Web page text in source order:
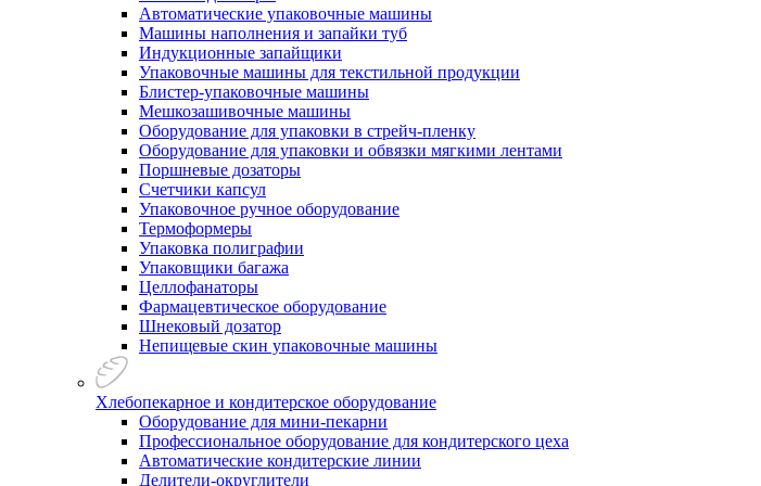
Автоматические упаковочные машины
Машины наполнения и запайки туб
Индукционные запайщики
Упаковочные машины для текстильной продукции
Блистер-упаковочные машины
Мешкозашивочные машины
Оборудование для упаковки в стрейч-пленку
Оборудование для упаковки и обвязки мягкими лентами
Поршневые дозаторы
Счетчики капсул
Упаковочное ручное оборудование
Термоформеры
Упаковка полиграфии
Упаковщики багажа
Целлофанаторы
Фармацевтическое оборудование
Шнековый дозатор
Непищевые скин упаковочные машины
Хлебопекарное и кондитерское оборудование
Оборудование для мини-пекарни
Профессиональное оборудование для кондитерского цеха
Автоматические кондитерские линии
Делители-округлители